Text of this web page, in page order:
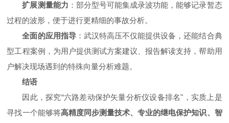
扩展测量能力 ：部分型号可能集成录波功能，能够记录暂态
过程的波形，便于进行更精细的事故分析。
全面的应用指导：武汉特高压不仅能提供设备，还能结合典
型工程案例，为用户提供测试方案建议、报告解读支持，帮助用
户解决现场遇到的特殊向量分析难题。
结语
因此，探究“六路差动保护矢量分析仪设备排名"，实质上是
寻找一个能够将高精度同步测量技术、专业的继电保护知识、智